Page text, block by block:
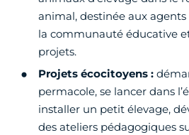
animal, destinée aux agents
la communauté éducative
projets.
Projets écocitoyens :
permacole, se lancer dans
installer un petit élevage,
des ateliers pédagogiques